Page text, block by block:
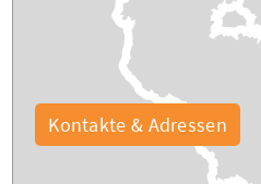
Kontakte & Adressen